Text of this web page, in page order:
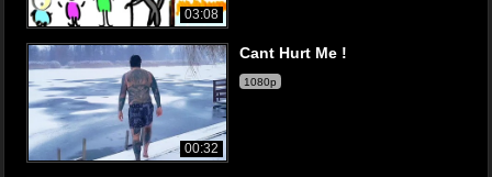
03:08
00:32
Cant Hurt Me !
1080p